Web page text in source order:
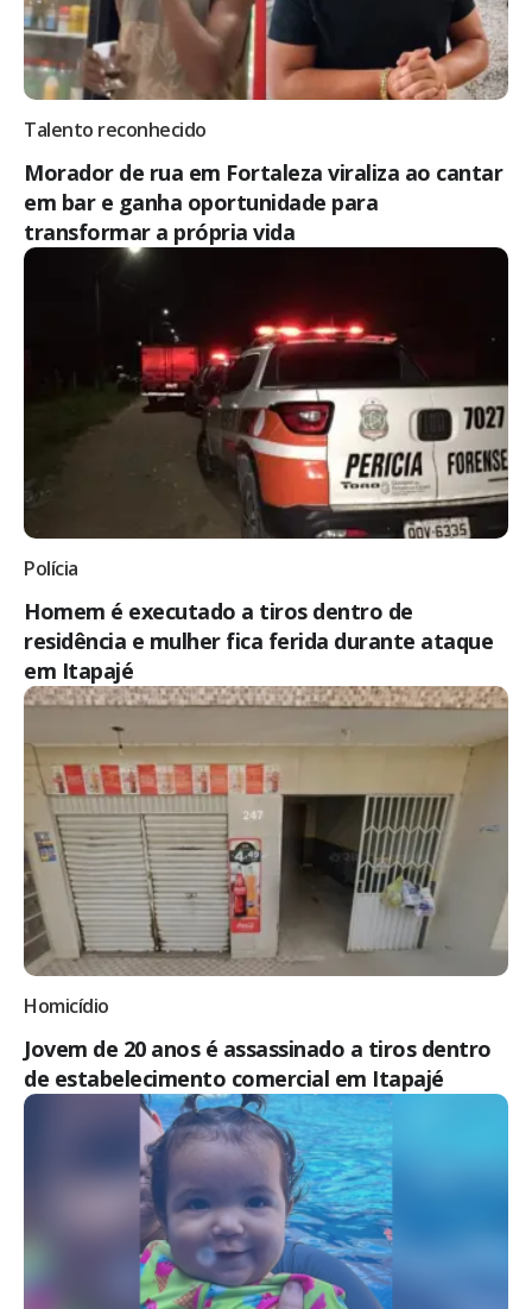
Talento reconhecido
Morador de rua em Fortaleza viraliza ao cantar
em bar e ganha oportunidade para
transformar a própria vida
Polícia
Homem é executado a tiros dentro de
residência e mulher fica ferida durante ataque
em Itapajé
Homicídio
Jovem de 20 anos é assassinado a tiros dentro
de estabelecimento comercial em Itapajé